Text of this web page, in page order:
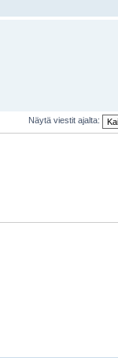
Näytä viestit ajalta: